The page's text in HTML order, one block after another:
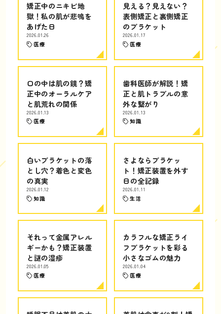
矯正中のニキビ地
獄！私の肌が悲鳴を
あげた日
2026.01.26
医療
見える？見えない？
表側矯正と裏側矯正
のブラケット
2026.01.17
医療
口の中は肌の鏡？矯
正中のオーラルケア
と肌荒れの関係
2026.01.13
医療
歯科医師が解説！矯
正と肌トラブルの意
外な繋がり
2026.01.13
知識
白いブラケットの落
とし穴？着色と変色
の真実
2026.01.12
知識
さよならブラケッ
ト！矯正装置を外す
日の全記録
2026.01.11
生活
それって金属アレル
ギーかも？矯正装置
と謎の湿疹
2026.01.05
医療
カラフルな矯正ライ
フブラケットを彩る
小さなゴムの魅力
2026.01.04
医療